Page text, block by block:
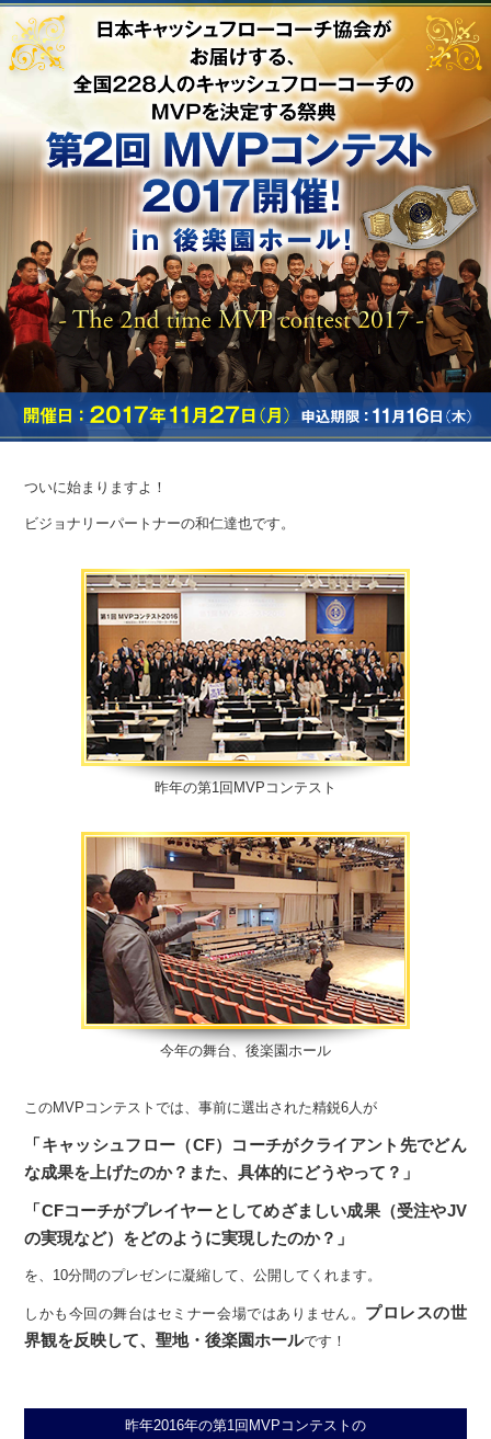
ついに始まりますよ！
ビジョナリーパートナーの和仁達也です。
昨年の第1回MVPコンテスト
今年の舞台、後楽園ホール
このMVPコンテストでは、事前に選出された精鋭6人が
「キャッシュフロー（CF）コーチがクライアント先でどん
な成果を上げたのか？ また、具体的にどうやって？」
「CFコーチがプレイヤーとしてめざましい成果（受注やJV
の実現など） をどのように実現したのか？」
を、10分間のプレゼンに凝縮して、公開してくれます。
しかも今回の舞台はセミナー会場ではありません。 プロレスの世
界観を反映して、聖地・後楽園ホールです！
昨年2016年の第1回MVPコンテストの